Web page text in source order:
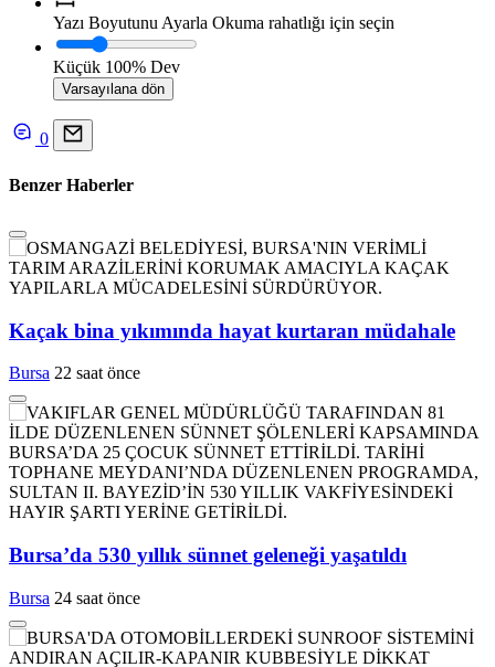
Yazı Boyutunu Ayarla Okuma rahatlığı için seçin
Küçük 100% Dev
Varsayılana dön
0
Benzer Haberler
Kaçak bina yıkımında hayat kurtaran müdahale
Bursa 22 saat önce
Bursa’da 530 yıllık sünnet geleneği yaşatıldı
Bursa 24 saat önce